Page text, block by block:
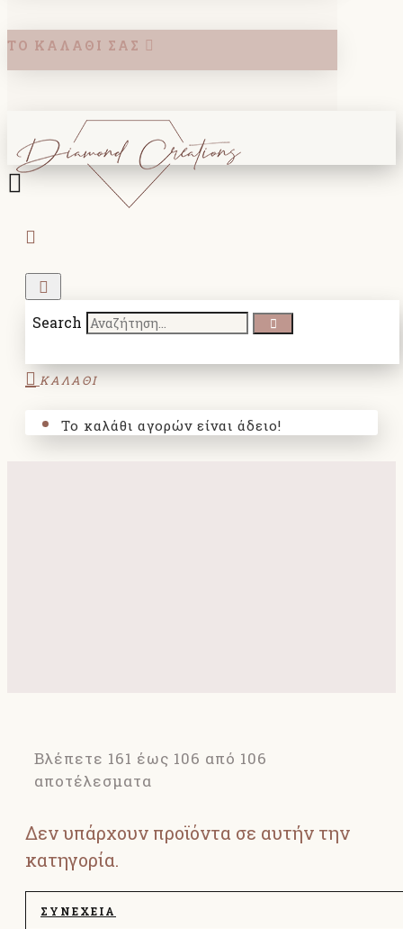
ΤΟ ΚΑΛΆΘΙ ΣΑΣ
Search
ΚΑΛΑΘΙ
Το καλάθι αγορών είναι άδειο!
Βλέπετε 161 έως 106 από 106
αποτέλεσματα
Δεν υπάρχουν προϊόντα σε αυτήν την
κατηγορία.
ΣΥΝΈΧΕΙΑ